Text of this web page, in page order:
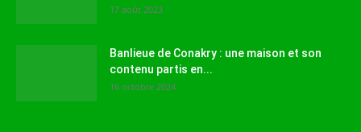
17 août 2023
Banlieue de Conakry : une maison et son
contenu partis en...
16 octobre 2024